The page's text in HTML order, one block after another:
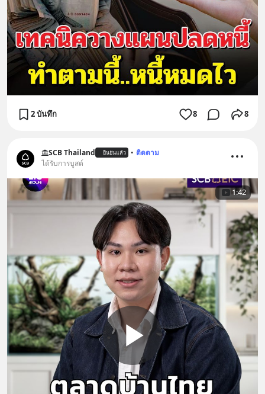
2 บันทึก 8 8
SCB Thailand ยืนยันแล้ว • ติดตาม
ได้รับการบูสต์
1:42